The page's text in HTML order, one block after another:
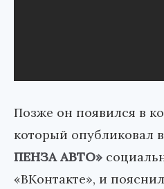
Позже он появился в
который опубликовал
ПЕНЗА АВТО»
«ВКонтакте», и